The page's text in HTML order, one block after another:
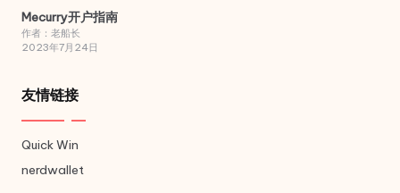
Mecurry开户指南
作者：老船长
2023年7月24日
友情链接
Quick Win
nerdwallet